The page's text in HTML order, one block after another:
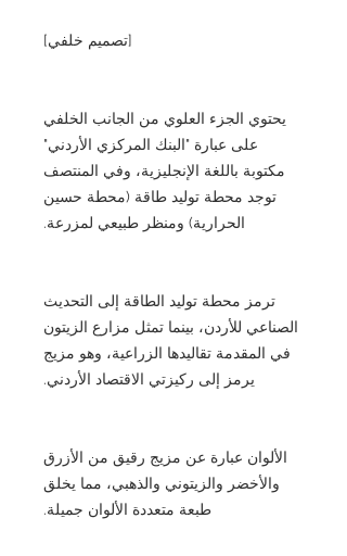
[تصميم خلفي]
يحتوي الجزء العلوي من الجانب الخلفي
على عبارة "البنك المركزي الأردني"
مكتوبة باللغة الإنجليزية، وفي المنتصف
توجد محطة توليد طاقة (محطة حسين
الحرارية) ومنظر طبيعي لمزرعة.
ترمز محطة توليد الطاقة إلى التحديث
الصناعي للأردن، بينما تمثل مزارع الزيتون
في المقدمة تقاليدها الزراعية، وهو مزيج
يرمز إلى ركيزتي الاقتصاد الأردني.
الألوان عبارة عن مزيج رقيق من الأزرق
والأخضر والزيتوني والذهبي، مما يخلق
طبعة متعددة الألوان جميلة.